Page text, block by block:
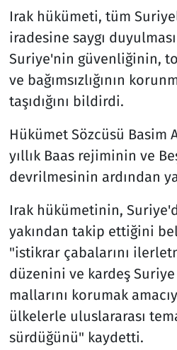
Irak hükümeti, tüm
iradesine saygı
Suriye'nin güvenliğinin,
ve bağımsızlığının
taşıdığını bildirdi.
Hükümet Sözcüsü Basim
yıllık Baas rejiminin ve
devrilmesinin ardından
Irak hükümetinin,
yakından takip ettiğini
"istikrar çabalarını
düzenini ve kardeş Suriye
mallarını korumak
ülkelerle uluslararası
sürdüğünü" kaydetti.